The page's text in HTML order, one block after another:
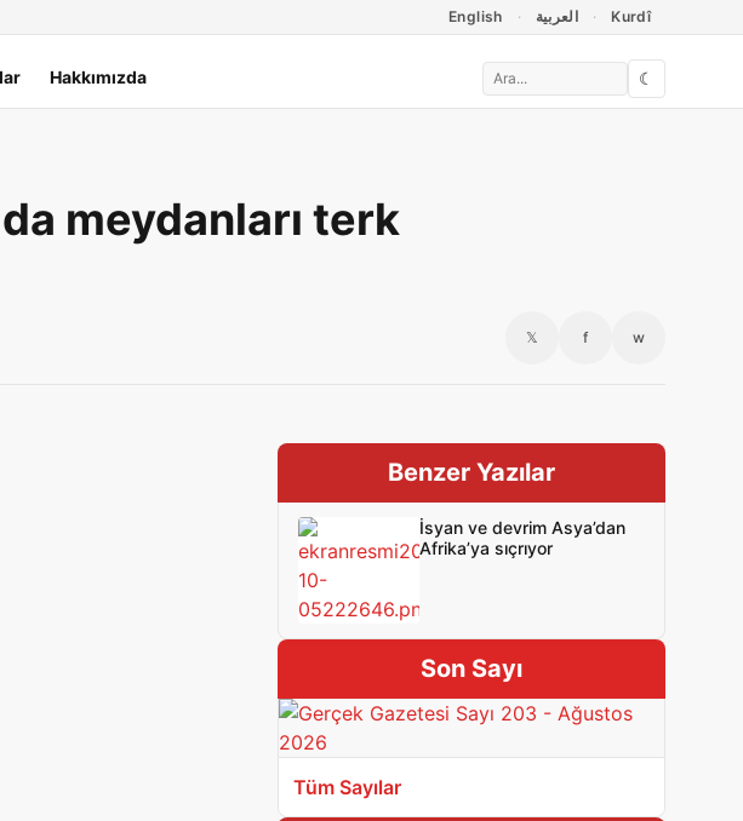
English العربية Kurdî
Hakkımızda ☾
meydanları terk
𝕏 f w
Benzer Yazılar
İsyan ve devrim Asya’dan
Afrika’ya sıçrıyor
Son Sayı
Tüm Sayılar